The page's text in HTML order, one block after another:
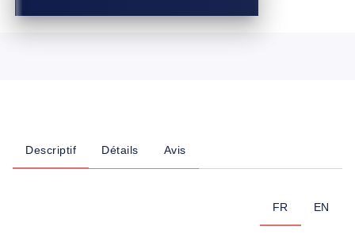
Descriptif Détails Avis
FR EN